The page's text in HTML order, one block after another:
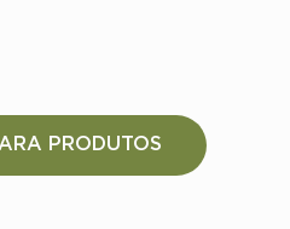
PRODUTOS